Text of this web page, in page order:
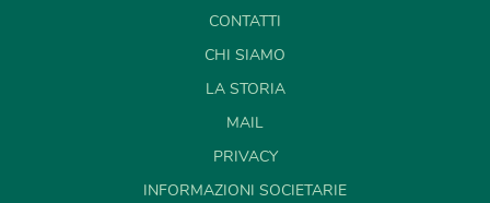
CONTATTI
CHI SIAMO
LA STORIA
MAIL
PRIVACY
INFORMAZIONI SOCIETARIE